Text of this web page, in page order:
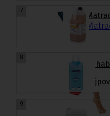
7
8
9